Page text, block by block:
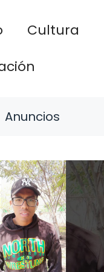
Cultura
Anuncios